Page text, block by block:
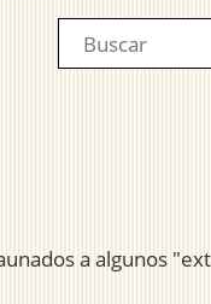
a algunos